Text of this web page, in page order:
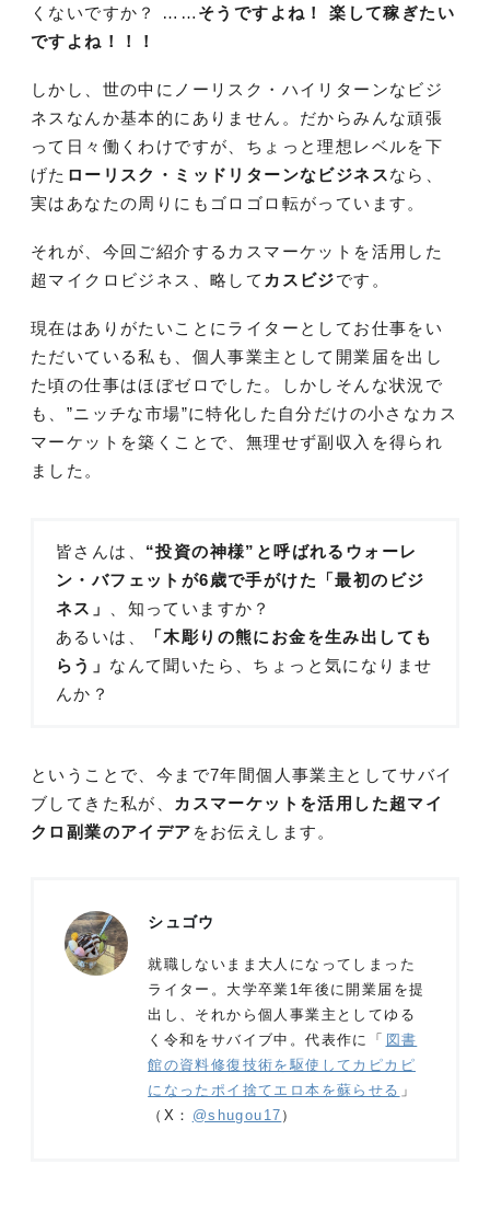
くないですか？ …… そうですよね！ 楽して稼ぎたい
ですよね！！！
しかし、世の中にノーリスク・ハイリターンなビジ
ネスなんか基本的にありません。だからみんな頑張
って日々働くわけですが、ちょっと理想レベルを下
げた ローリスク・ミッドリターンなビジネスなら、
実はあなたの周りにもゴロゴロ転がっています。
それが、今回ご紹介するカスマーケットを活用した
超マイクロビジネス、略して カスビジです。
現在はありがたいことにライターとしてお仕事をい
ただいている私も、個人事業主として開業届を出し
た頃の仕事はほぼゼロでした。しかしそんな状況で
も、”ニッチな市場”に特化した自分だけの小さなカス
マーケットを築くことで、無理せず副収入を得られ
ました。
皆さんは、 “投資の神様”と呼ばれるウォーレ
ン・バフェットが6歳で手がけた「最初のビジ
ネス」
、知っていますか？
あるいは、
「木彫りの熊にお金を生み出しても
らう」 なんて聞いたら、ちょっと気になりませ
んか？
ということで、今まで7年間個人事業主としてサバイ
ブしてきた私が、
カスマーケットを活用した超マイ
クロ副業のアイデア をお伝えします。
シュゴウ
就職しないまま大人になってしまった
ライター。大学卒業1年後に開業届を提
出し、それから個人事業主としてゆる
く令和をサバイブ中。代表作に「 図書
館の資料修復技術を駆使してカピカピ
になったポイ捨てエロ本を蘇らせる 」
（X： @shugou17 ）